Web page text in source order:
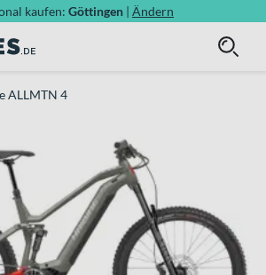
kaufen: Göttingen | Ändern
ALLMTN 4